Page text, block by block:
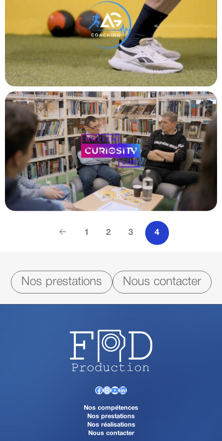
1 2 3 4
Nos prestations Nous contacter
Facebook
Instagram
YouTube
LinkedIn
Nos compétences
Nos prestations
Nos réalisations
Nous contacter